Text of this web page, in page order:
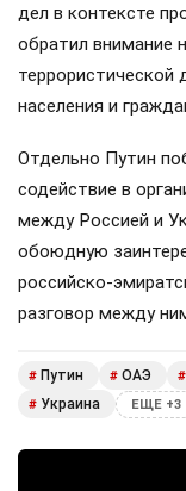
дел в контексте
обратил внимание
террористической
населения и
Отдельно Путин
содействие в
между Россией и
обоюдную
российско-
разговор между
# Путин # ОАЭ #
# Украина ЕЩЕ +3